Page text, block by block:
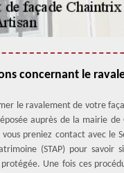
concernant le
le ravalement de votre
auprès de la mairie de
preniez contact avec le
(STAP) pour savoir
Une fois ces